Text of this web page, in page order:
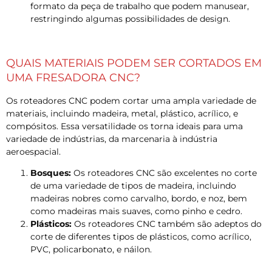
formato da peça de trabalho que podem manusear,
restringindo algumas possibilidades de design.
QUAIS MATERIAIS PODEM SER CORTADOS EM
UMA FRESADORA CNC?
Os roteadores CNC podem cortar uma ampla variedade de
materiais, incluindo madeira, metal, plástico, acrílico, e
compósitos. Essa versatilidade os torna ideais para uma
variedade de indústrias, da marcenaria à indústria
aeroespacial.
Bosques: Os roteadores CNC são excelentes no corte
de uma variedade de tipos de madeira, incluindo
madeiras nobres como carvalho, bordo, e noz, bem
como madeiras mais suaves, como pinho e cedro.
Plásticos: Os roteadores CNC também são adeptos do
corte de diferentes tipos de plásticos, como acrílico,
PVC, policarbonato, e náilon.